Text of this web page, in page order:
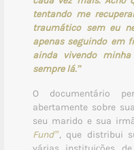
tentando me
traumático sem eu
apenas seguindo em
ainda vivendo
sempre lá.”
O documentário
abertamente sobre
seu marido e sua
Fund”, que distribui